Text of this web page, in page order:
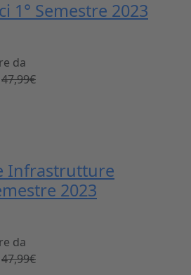
1° Semestre 2023
da
47,99€
Infrastrutture
2023
da
47,99€